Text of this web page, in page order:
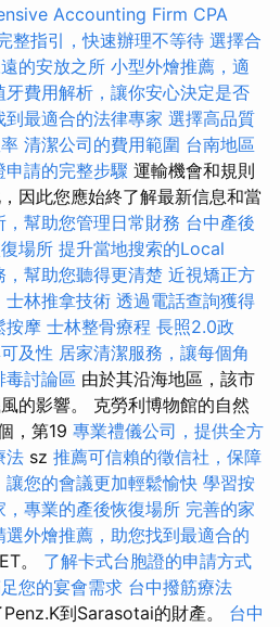
Accounting Firm CPA
整指引，快速辦理不等待 選擇合
的安放之所 小型外燴推薦，適
牙費用解析，讓你安心決定是否
最適合的法律專家 選擇高品質
清潔公司的費用範圍 台南地區
申請的完整步驟 運輸機會和規則
因此您應始終了解最新信息和當
幫助您管理日常財務 台中產後
場所 提升當地搜索的Local
，幫助您聽得更清楚 近視矯正方
士林推拿技術 透過電話查詢獲得
按摩 士林整骨療程 長照2.0政
及性 居家清潔服務，讓每個角
毒討論區 由於其沿海地區，該市
的影響。 克勞利博物館的自然
，第19 專業禮儀公司，提供全方
法 sz 推薦可信賴的徵信社，保障
讓您的會議更加輕鬆愉快 學習按
，專業的產後恢復場所 完善的家
選外燴推薦，助您找到最適合的
。 了解卡式台胞證的申請方式
您的宴會需求 台中撥筋療法
到Sarasotai的財產。 台中